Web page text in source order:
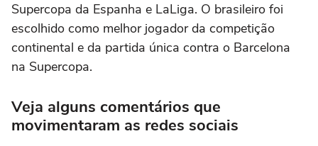
Supercopa da Espanha e LaLiga. O brasileiro foi
escolhido como melhor jogador da competição
continental e da partida única contra o Barcelona
na Supercopa.
Veja alguns comentários que
movimentaram as redes sociais